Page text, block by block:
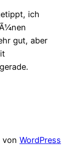
ich
gut, aber
von WordPress